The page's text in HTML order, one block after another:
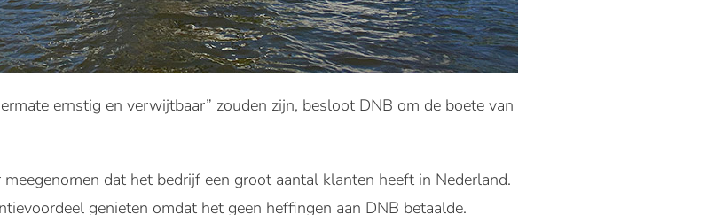
ernstig en verwijtbaar” zouden zijn, besloot DNB om de boete van
dat het bedrijf een groot aantal klanten heeft in Nederland.
genieten omdat het geen heffingen aan DNB betaalde.